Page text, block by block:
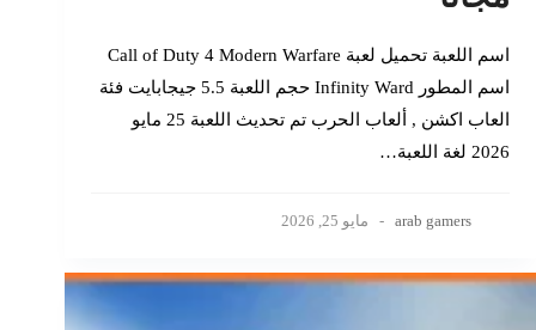
اسم اللعبة تحميل لعبة Call of Duty 4 Modern Warfare
اسم المطور Infinity Ward حجم اللعبة 5.5 جيجابايت فئة
العاب اكشن , ألعاب الحرب تم تحديث اللعبة 25 مايو
2026 لغة اللعبة…
arab gamers مايو 25, 2026